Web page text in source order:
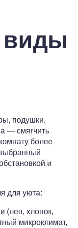
виды
подушки,
— смягчить
более
и
для уюта:
(лен, хлопок,
микроклимат,